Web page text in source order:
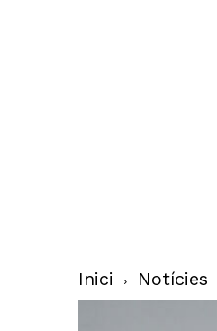
Inici Notícies